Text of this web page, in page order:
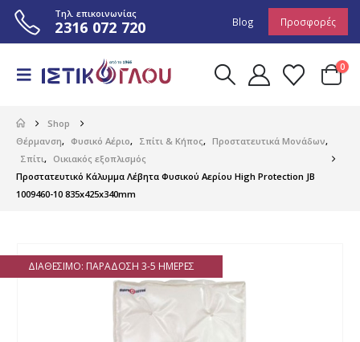
Τηλ. επικοινωνίας
2316 072 720 Blog Προσφορές
0
Shop
Θέρμανση, Φυσικό Αέριο, Σπίτι & Κήπος, Προστατευτικά Μονάδων,
Σπίτι, Οικιακός εξοπλισμός
Προστατευτικό Κάλυμμα Λέβητα Φυσικού Αερίου High Protection JB
1009460-10 835x425x340mm
ΔΙΑΘΈΣΙΜΟ: ΠΑΡΆΔΟΣΗ 3-5 ΗΜΈΡΕΣ